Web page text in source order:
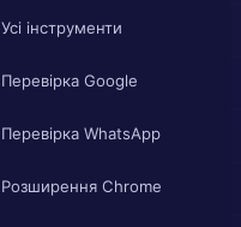
Усі інструменти
Перевірка Google
Перевірка WhatsApp
Розширення Chrome